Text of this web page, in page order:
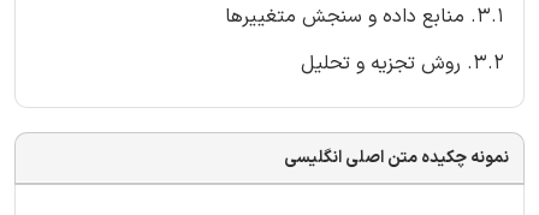
3.1. منابع داده و سنجش متغییرها
3.2. روش تجزیه و تحلیل
نمونه چکیده متن اصلی انگلیسی